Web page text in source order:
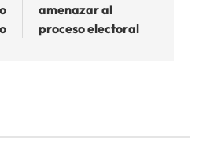
amenazar al
proceso electoral